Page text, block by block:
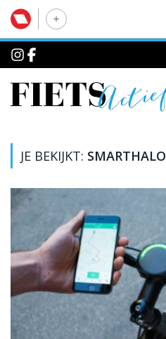
JE BEKIJKT: SMARTHALO